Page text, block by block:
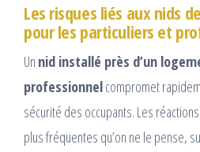
Les risques liés aux nids
pour les particuliers et
Un nid installé près d’un
professionnelcompromet
sécurité des occupants. Les
plus fréquentes qu’on ne le pense,